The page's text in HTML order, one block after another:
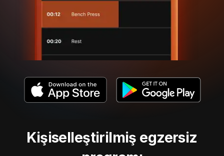
Kişiselleştirilmiş egzersiz